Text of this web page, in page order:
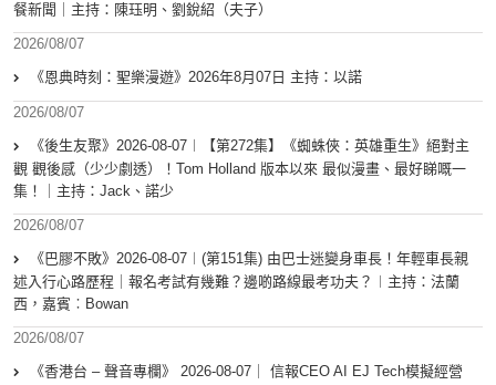
餐新聞｜主持：陳珏明、劉銳紹（夫子）
2026/08/07
《恩典時刻：聖樂漫遊》2026年8月07日 主持：以諾
2026/08/07
《後生友聚》2026-08-07︱【第272集】《蜘蛛俠：英雄重生》絕對主
觀 觀後感（少少劇透）！Tom Holland 版本以來 最似漫畫、最好睇嘅一
集！｜主持：Jack、諾少
2026/08/07
《巴膠不敗》2026-08-07︱(第151集) 由巴士迷變身車長！年輕車長親
述入行心路歷程｜報名考試有幾難？邊啲路線最考功夫？︱主持：法蘭
西，嘉賓︰Bowan
2026/08/07
《香港台 – 聲音專欄》 2026-08-07｜ 信報CEO AI EJ Tech模擬經營